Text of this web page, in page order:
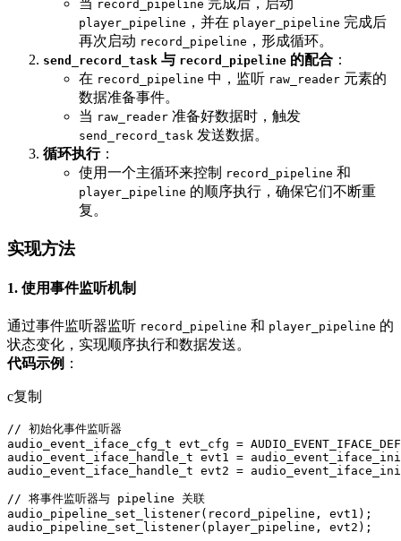
当 record_pipeline 完成后，启动
player_pipeline ，并在 player_pipeline 完成后
再次启动 record_pipeline ，形成循环。
send_record_task 与 record_pipeline 的配合 ：
在 record_pipeline 中，监听 raw_reader 元素的
数据准备事件。
当 raw_reader 准备好数据时，触发
send_record_task 发送数据。
循环执行：
使用一个主循环来控制
record_pipeline 和
player_pipeline 的顺序执行，确保它们不断重
复。
实现方法
1. 使用事件监听机制
通过事件监听器监听 record_pipeline 和 player_pipeline 的
状态变化，实现顺序执行和数据发送。
代码示例 ：
c复制
// 初始化事件监听器
audio_event_iface_cfg_t evt_cfg =
audio_event_iface_handle_t evt1 =
audio_event_iface_handle_t evt2 =
// 将事件监听器与 pipeline 关联
audio_pipeline_set_listener(record_pipeline, evt1);
audio_pipeline_set_listener(player_pipeline, evt2);